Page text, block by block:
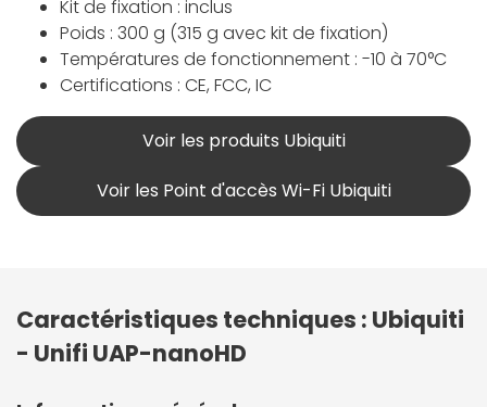
Kit de fixation : inclus
Poids : 300 g (315 g avec kit de fixation)
Températures de fonctionnement : -10 à 70°C
Certifications : CE, FCC, IC
Voir les produits Ubiquiti
Voir les Point d'accès Wi-Fi Ubiquiti
Caractéristiques techniques : Ubiquiti
- Unifi UAP-nanoHD